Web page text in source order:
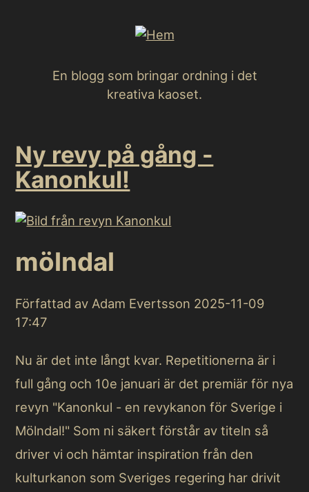
En blogg som bringar ordning i det
kreativa kaoset.
Ny revy på gång -
Kanonkul!
mölndal
Författad av Adam Evertsson 2025-11-09
17:47
Nu är det inte långt kvar. Repetitionerna är i
full gång och 10e januari är det premiär för nya
revyn "Kanonkul - en revykanon för Sverige i
Mölndal!" Som ni säkert förstår av titeln så
driver vi och hämtar inspiration från den
kulturkanon som Sveriges regering har drivit